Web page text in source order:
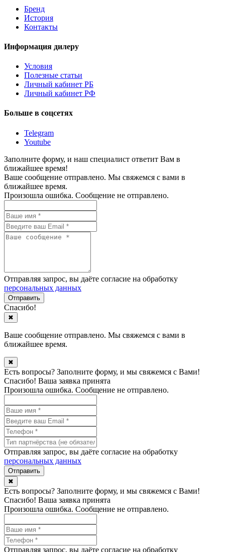
Бренд
История
Контакты
Информация дилеру
Условия
Полезные статьи
Личный кабинет РБ
Личный кабинет РФ
Больше в соцсетях
Telegram
Youtube
Заполните форму, и наш специалист ответит Вам в
ближайшее время!
Ваше сообщение отправлено. Мы свяжемся с вами в
ближайшее время.
Произошла ошибка. Сообщение не отправлено.
Отправляя запрос, вы даёте согласие на обработку
персональных данных
Спасибо!
✖
Ваше сообщение отправлено. Мы свяжемся с вами в
ближайшее время.
✖
Есть вопросы? Заполните форму, и мы свяжемся с Вами!
Спасибо! Ваша заявка принята
Произошла ошибка. Сообщение не отправлено.
Отправляя запрос, вы даёте согласие на обработку
персональных данных
✖
Есть вопросы? Заполните форму, и мы свяжемся с Вами!
Спасибо! Ваша заявка принята
Произошла ошибка. Сообщение не отправлено.
Отправляя запрос, вы даёте согласие на обработку